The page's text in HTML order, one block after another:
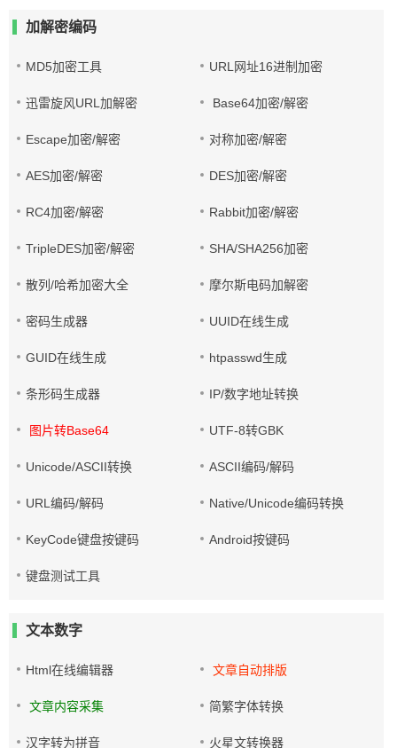
加解密编码
MD5加密工具 URL网址16进制加密
迅雷旋风URL加解密 Base64加密/解密
Escape加密/解密 对称加密/解密
AES加密/解密 DES加密/解密
RC4加密/解密 Rabbit加密/解密
TripleDES加密/解密 SHA/SHA256加密
散列/哈希加密大全 摩尔斯电码加解密
密码生成器 UUID在线生成
GUID在线生成 htpasswd生成
条形码生成器 IP/数字地址转换
图片转Base64 UTF-8转GBK
Unicode/ASCII转换 ASCII编码/解码
URL编码/解码 Native/Unicode编码转换
KeyCode键盘按键码 Android按键码
键盘测试工具
文本数字
Html在线编辑器 文章自动排版
文章内容采集 简繁字体转换
汉字转为拼音 火星文转换器